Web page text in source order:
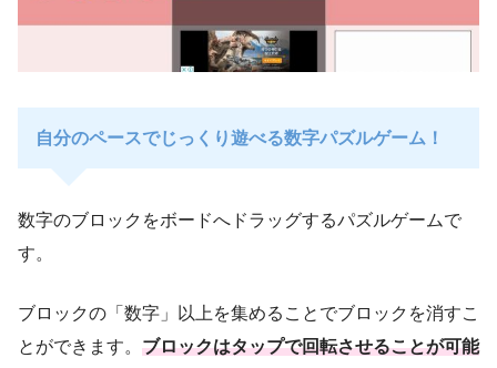
自分のペースでじっくり遊べる数字パズルゲーム！
数字のブロックをボードへドラッグするパズルゲームで
す。
ブロックの「数字」以上を集めることでブロックを消すこ
とができます。 ブロックはタップで回転させることが可能